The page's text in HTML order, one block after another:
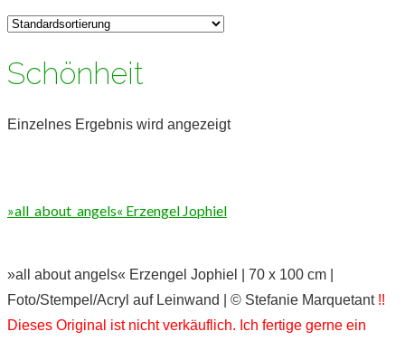
Schönheit
Einzelnes Ergebnis wird angezeigt
»all_about_angels« Erzengel Jophiel
»all about angels« Erzengel Jophiel | 70 x 100 cm |
Foto/Stempel/Acryl auf Leinwand | © Stefanie Marquetant !!
Dieses Original ist nicht verkäuflich. Ich fertige gerne ein